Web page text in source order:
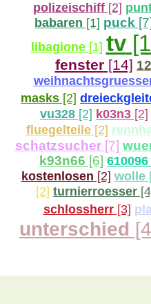
polizeischiff[2]
babaren [1] puck
libagione[1] tv
fenster[14]
masks [2]
vu328 [2] k03n3 [2]
fluegelteile[2]
schatzsucher [7]
k93n66 [6] 610096
kostenlosen [2] wolle
[2] turnierroesser
schlossherr[3]
unterschied